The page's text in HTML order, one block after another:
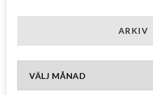
ARKIV
Arkiv